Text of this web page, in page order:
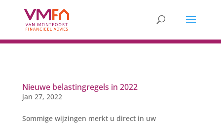
Nieuwe belastingregels in 2022
jan 27, 2022
Sommige wijzingen merkt u direct in uw